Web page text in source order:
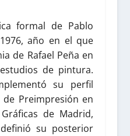
formal de Pablo
año en el que
de Rafael Peña en
de pintura.
su perfil
Preimpresión en
de Madrid,
su posterior